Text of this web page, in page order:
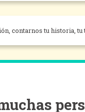
contarnos tu historia,